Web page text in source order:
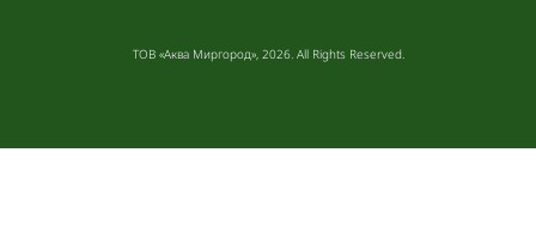
ТОВ «Аква Миргород», 2026. All Rights Reserved.